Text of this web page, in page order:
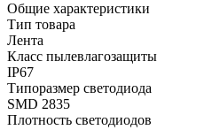
Общие характеристики
Тип товара
Лента
Класс пылевлагозащиты
IP67
Типоразмер светодиода
SMD 2835
Плотность светодиодов